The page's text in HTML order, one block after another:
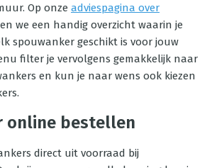
Op onze adviespagina over
we een handig overzicht waarin je
spouwanker geschikt is voor jouw
filter je vervolgens gemakkelijk naar
en kun je naar wens ook kiezen
online bestellen
direct uit voorraad bij